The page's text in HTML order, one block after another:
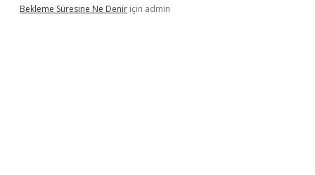
Bekleme Süresine Ne Denir için admin